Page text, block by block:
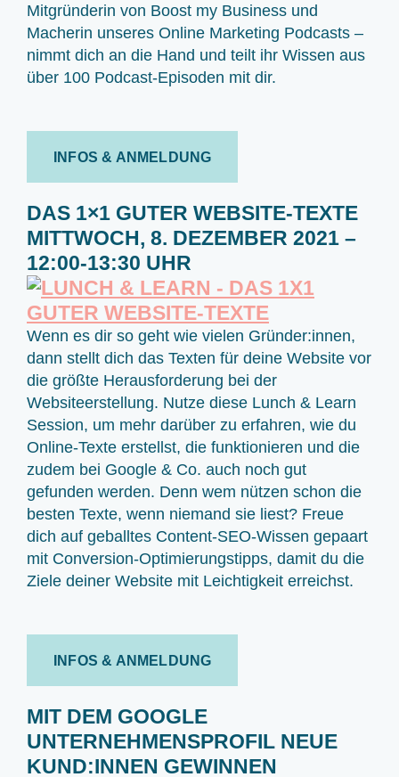
Mitgründerin von Boost my Business und
Macherin unseres Online Marketing Podcasts –
nimmt dich an die Hand und teilt ihr Wissen aus
über 100 Podcast-Episoden mit dir.
INFOS & ANMELDUNG
DAS 1×1 GUTER WEBSITE-TEXTE
MITTWOCH, 8. DEZEMBER 2021 –
12:00-13:30 UHR
Wenn es dir so geht wie vielen Gründer:innen,
dann stellt dich das Texten für deine Website vor
die größte Herausforderung bei der
Websiteerstellung. Nutze diese Lunch & Learn
Session, um mehr darüber zu erfahren, wie du
Online-Texte erstellst, die funktionieren und die
zudem bei Google & Co. auch noch gut
gefunden werden. Denn wem nützen schon die
besten Texte, wenn niemand sie liest? Freue
dich auf geballtes Content-SEO-Wissen gepaart
mit Conversion-Optimierungstipps, damit du die
Ziele deiner Website mit Leichtigkeit erreichst.
INFOS & ANMELDUNG
MIT DEM GOOGLE
UNTERNEHMENSPROFIL NEUE
KUND:INNEN GEWINNEN